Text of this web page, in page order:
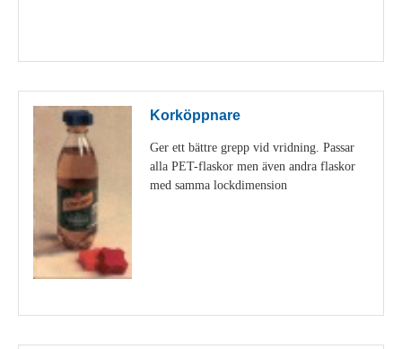
Korköppnare
Ger ett bättre grepp vid vridning. Passar
alla PET-flaskor men även andra flaskor
med samma lockdimension